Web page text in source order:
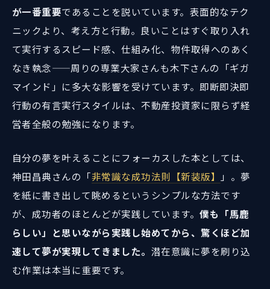
が一番重要であることを説いています。表面的なテク
ニックより、考え方と行動。良いことはすぐ取り入れ
て実行するスピード感、仕組み化、物件取得へのあく
なき執念——周りの専業大家さんも木下さんの「ギガ
マインド」に多大な影響を受けています。即断即決即
行動の有言実行スタイルは、不動産投資家に限らず経
営者全般の勉強になります。
自分の夢を叶えることにフォーカスした本としては、
神田昌典さんの「非常識な成功法則【新装版】
」。夢
を紙に書き出して眺めるというシンプルな方法です
が、成功者のほとんどが実践しています。僕も「馬鹿
らしい」と思いながら実践し始めてから、驚くほど加
速して夢が実現してきました。 潜在意識に夢を刷り込
む作業は本当に重要です。